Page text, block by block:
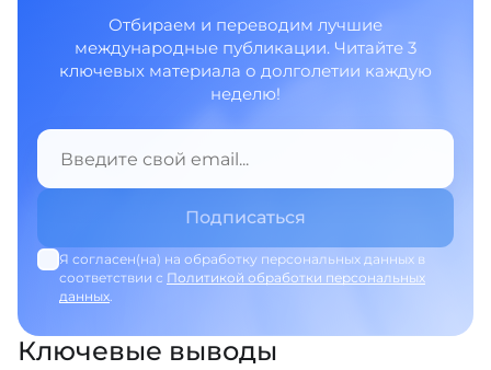
Отбираем и переводим лучшие
международные публикации. Читайте 3
ключевых материала о долголетии каждую
неделю!
Я согласен(на) на обработку персональных данных в
соответствии с Политикой обработки персональных
данных.
Ключевые выводы